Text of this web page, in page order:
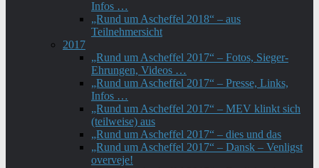
Infos …
„Rund um Ascheffel 2018“ – aus
Teilnehmersicht
2017
„Rund um Ascheffel 2017“ – Fotos, Sieger-
Ehrungen, Videos …
„Rund um Ascheffel 2017“ – Presse, Links,
Infos …
„Rund um Ascheffel 2017“ – MEV klinkt sich
(teilweise) aus
„Rund um Ascheffel 2017“ – dies und das
„Rund um Ascheffel 2017“ – Dansk – Venligst
overveje!